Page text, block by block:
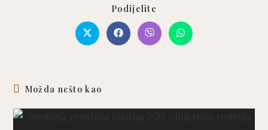
Podijelite
Možda nešto kao